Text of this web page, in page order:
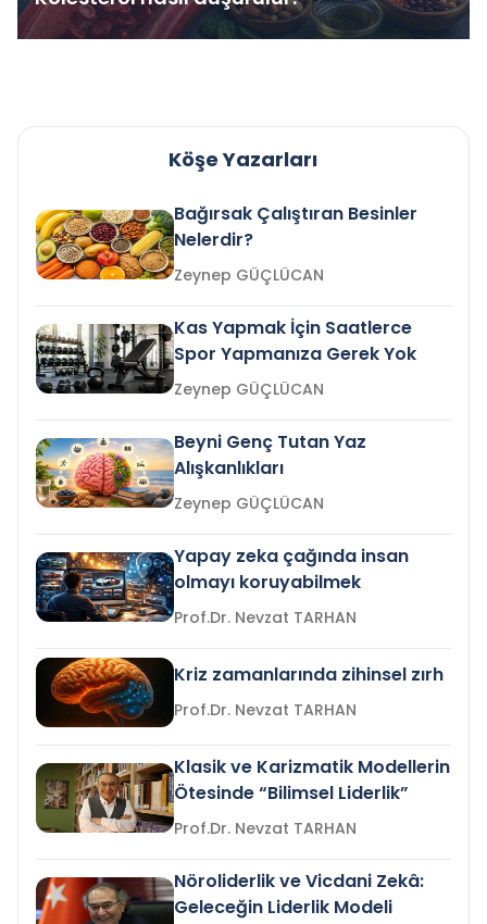
Köşe Yazarları
Bağırsak Çalıştıran Besinler
Nelerdir?
Zeynep GÜÇLÜCAN
Kas Yapmak İçin Saatlerce
Spor Yapmanıza Gerek Yok
Zeynep GÜÇLÜCAN
Beyni Genç Tutan Yaz
Alışkanlıkları
Zeynep GÜÇLÜCAN
Yapay zeka çağında insan
olmayı koruyabilmek
Prof.Dr. Nevzat TARHAN
Kriz zamanlarında zihinsel zırh
Prof.Dr. Nevzat TARHAN
Klasik ve Karizmatik Modellerin
Ötesinde “Bilimsel Liderlik”
Prof.Dr. Nevzat TARHAN
Nöroliderlik ve Vicdani Zekâ:
Geleceğin Liderlik Modeli